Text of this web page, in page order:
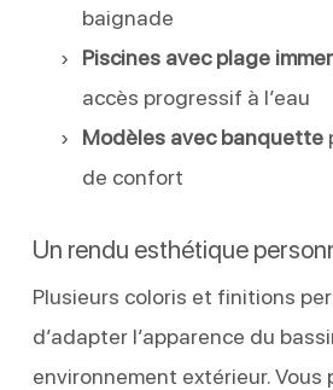
baignade
Piscines avec plage
accès progressif à l’eau
Modèles avec banquette
de confort
Un rendu esthétique
Plusieurs coloris et finitions
d’adapter l’apparence du
environnement extérieur. Vous